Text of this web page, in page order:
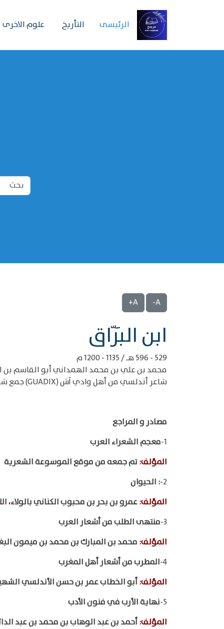
الرئیسی التأريخ علوم الاخرى
A-
A+
‌‌ابن البَرّاق
529 - 596 هـ / 1135 - 1200 م
محمد بن علي بن محمد الهمداني أبو القاسم بن
شاعر أندلسي من أهل وادي آش (GUADIX) جمع شعره في ديوان سماه (نور الكمائم)
مصادر و المراجع
1- معجم الشعراء العرب
المؤلف:تم جمعه من موقع الموسوعة الشعرية
2-
: الحيوان
المؤلف:عمرو بن بحر بن محبوب الكناني بالولاء،
3- منتهى الطلب من أشعار العرب
المؤلف: محمد بن المبارك بن محمد بن ميمون
4- المطرب من أشعار أهل المغرب
المؤلف:أبو الخطاب عمر بن حسن الأندلسي
5- نهاية الأرب في فنون الأدب
المؤلف:أحمد بن عبد الوهاب بن محمد بن عبد